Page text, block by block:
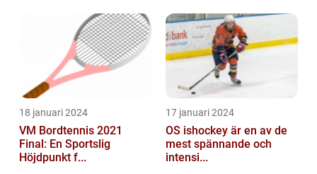
18 januari 2024
VM Bordtennis 2021
Final: En Sportslig
Höjdpunkt f...
17 januari 2024
OS ishockey är en av de
mest spännande och
intensi...